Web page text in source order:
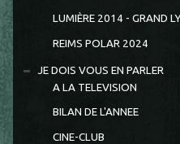
LUMIÈRE 2014 - GRAND
REIMS POLAR 2024
JE DOIS VOUS EN PARLER
A LA TELEVISION
BILAN DE L'ANNEE
CINE-CLUB